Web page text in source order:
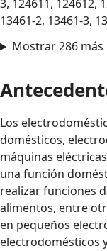
3, 124611, 124612,
13461-2, 13461-3,
Mostrar 286 más
Los
domésticos,
máquinas
una función
realizar funciones
alimentos, entre
en pequeños
electrodomésticos